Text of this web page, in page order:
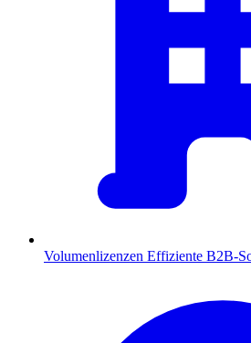
Volumenlizenzen Effiziente B2B-